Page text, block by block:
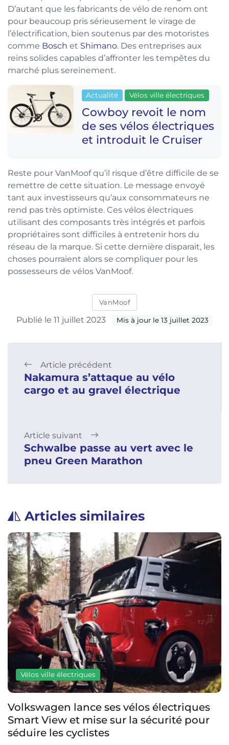
D’autant que les fabricants de vélo de renom ont
pour beaucoup pris sérieusement le virage de
l’électrification, bien soutenus par des motoristes
comme Bosch et Shimano. Des entreprises aux
reins solides capables d’affronter les tempêtes du
marché plus sereinement.
Actualité Vélos ville électriques
Cowboy revoit le nom
de ses vélos électriques
et introduit le Cruiser
Reste pour VanMoof qu’il risque d’être difficile de se
remettre de cette situation. Le message envoyé
tant aux investisseurs qu’aux consommateurs ne
rend pas très optimiste. Ces vélos électriques
utilisant des composants très intégrés et parfois
propriétaires sont difficiles à entretenir hors du
réseau de la marque. Si cette dernière disparait, les
choses pourraient alors se compliquer pour les
possesseurs de vélos VanMoof.
VanMoof
Publié le 11 juillet 2023 Mis à jour le 13 juillet 2023
Article précédent
Nakamura s’attaque au vélo
cargo et au gravel électrique
Article suivant
Schwalbe passe au vert avec le
pneu Green Marathon
Articles similaires
Vélos ville électriques
Pi-pop Horizon : le vélo électrique
batterie s’améliore